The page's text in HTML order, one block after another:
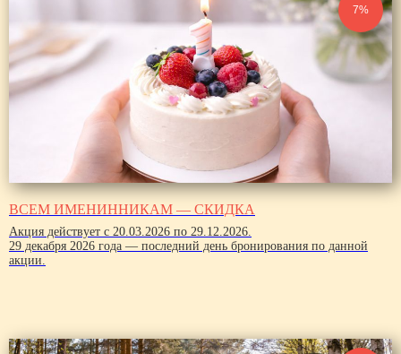
7%
ВСЕМ ИМЕНИННИКАМ — СКИДКА
Акция действует с 20.03.2026 по 29.12.2026.
29 декабря 2026 года — последний день бронирования по данной
акции.